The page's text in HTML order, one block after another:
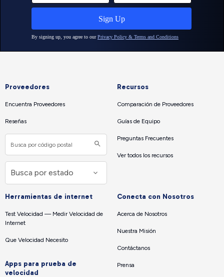
Proveedores
Encuentra Proveedores
Reseñas
Recursos
Comparación de Proveedores
Guías de Equipo
Preguntas Frecuentes
Ver todos los recursos
Herramientas de internet
Test Velocidad — Medir Velocidad de
Internet
Que Velocidad Necesito
Apps para prueba de
velocidad
Conecta con Nosotros
Acerca de Nosotros
Nuestra Misión
Contáctanos
Prensa